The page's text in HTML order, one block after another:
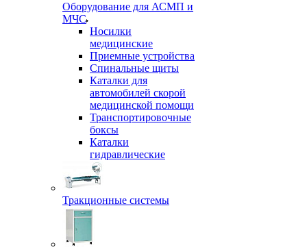
Оборудование для АСМП и
МЧС
Носилки
медицинские
Приемные устройства
Спинальные щиты
Каталки для
автомобилей скорой
медицинской помощи
Транспортировочные
боксы
Каталки
гидравлические
Тракционные системы